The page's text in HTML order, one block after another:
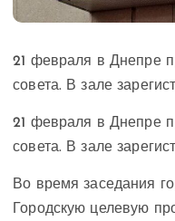
21 февраля в Днепре
совета. В зале
21 февраля в Днепре
совета. В зале
Во время заседания
Городскую целевую